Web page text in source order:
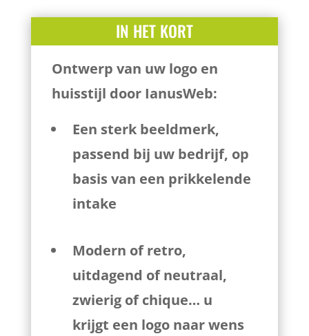
IN HET KORT
Ontwerp van uw logo en
huisstijl door IanusWeb:
Een sterk beeldmerk,
passend bij uw bedrijf, op
basis van een prikkelende
intake
Modern of retro,
uitdagend of neutraal,
zwierig of chique… u
krijgt een logo naar wens